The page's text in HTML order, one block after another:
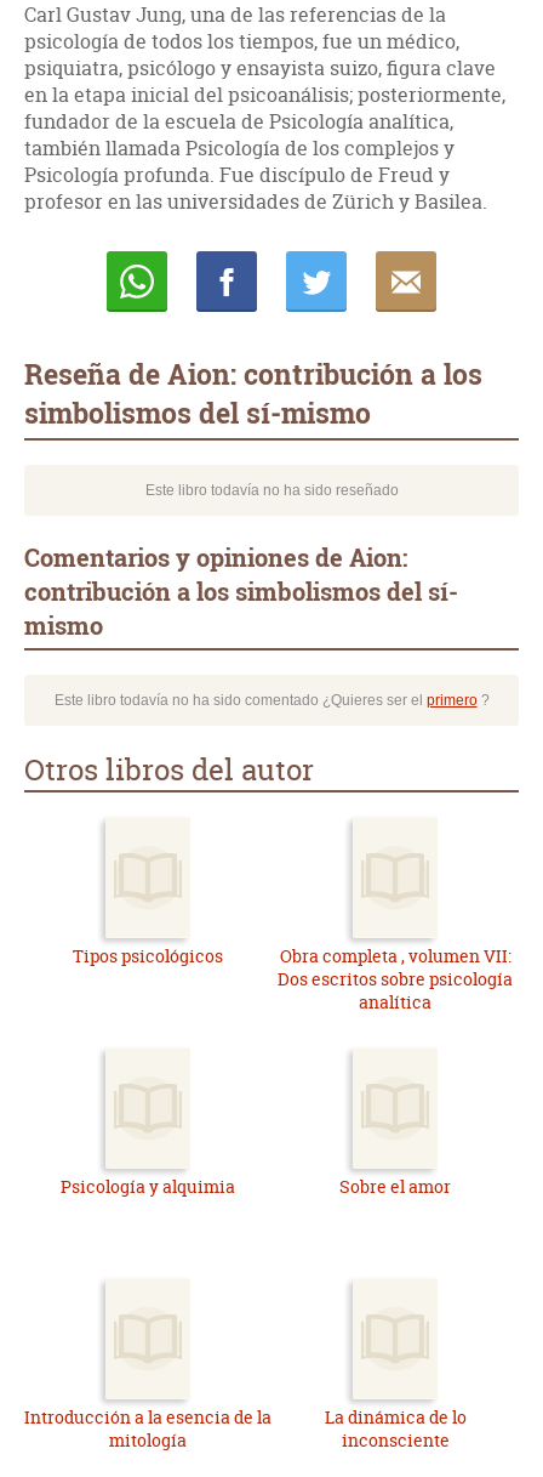
Carl Gustav Jung, una de las referencias de la
psicología de todos los tiempos, fue un médico,
psiquiatra, psicólogo y ensayista suizo, figura clave
en la etapa inicial del psicoanálisis; posteriormente,
fundador de la escuela de Psicología analítica,
también llamada Psicología de los complejos y
Psicología profunda. Fue discípulo de Freud y
profesor en las universidades de Zürich y Basilea.
Reseña de Aion: contribución a los
simbolismos del sí-mismo
Este libro todavía no ha sido reseñado
Comentarios y opiniones de Aion:
contribución a los simbolismos del sí-
mismo
Este libro todavía no ha sido comentado ¿Quieres ser el primero?
Otros libros del autor
Tipos psicológicos
Obra completa , volumen VII:
Dos escritos sobre psicología
analítica
Psicología y alquimia Sobre el amor
Introducción a la esencia de la
mitología
La dinámica de lo
inconsciente